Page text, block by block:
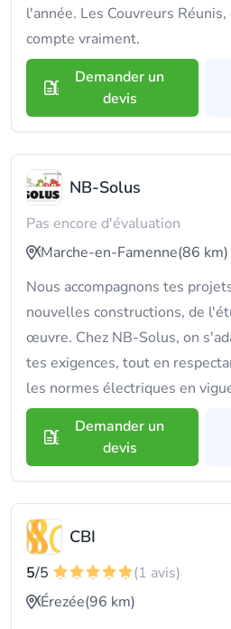
l'année. Les Couvreurs
compte vraiment.
Demander un
devis
NB-Solus
Pas encore d'évaluation
Marche-en-Famenne(86 km)
Nous accompagnons tes
nouvelles constructions, de
œuvre. Chez NB-Solus, on
tes exigences, tout en
les normes électriques en
Demander un
devis
CBI
5/5
(1 avis)
Érezée(96 km)